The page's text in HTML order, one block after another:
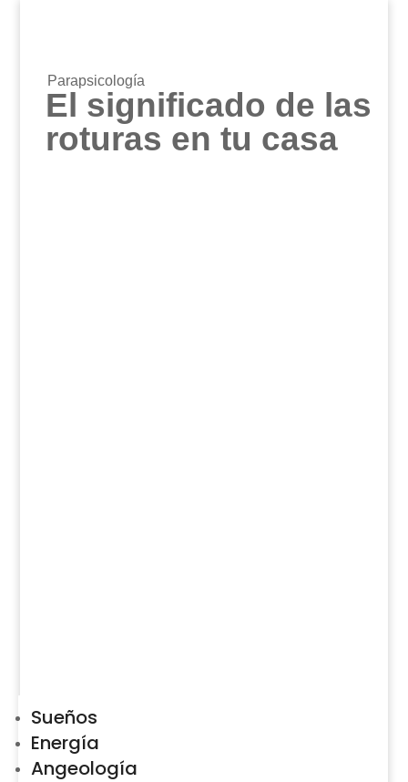
El significado de las
roturas en tu casa
Parapsicología
Sueños
Energía
Angeología